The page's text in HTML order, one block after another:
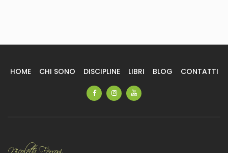
HOME CHI SONO DISCIPLINE LIBRI BLOG CONTATTI